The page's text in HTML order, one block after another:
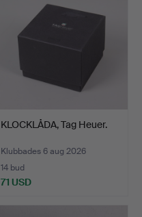
KLOCKLÅDA, Tag Heuer.
Klubbades 6 aug 2026
14 bud
71 USD